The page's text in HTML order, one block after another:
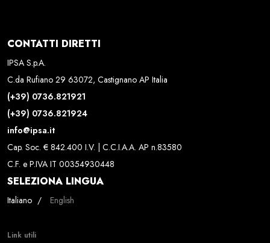
CONTATTI DIRETTI
IPSA S.p.A.
C.da Rufiano 29 63072, Castignano AP Italia
(+39) 0736.821921
(+39) 0736.821924
info@ipsa.it
Cap. Soc. € 842.400 I.V. | C.C.I.A.A. AP n.83580
C.F. e P.IVA IT 00354930448
SELEZIONA LINGUA
Seleziona la tua lingua
Italiano English
Link utili